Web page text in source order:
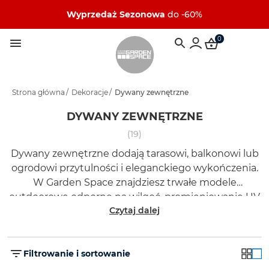
Wyprzedaż Sezonowa do -60%
0
Strona główna / Dekoracje/ Dywany zewnętrzne
DYWANY ZEWNĘTRZNE
(19)
Dywany zewnętrzne dodają tarasowi, balkonowi lub
ogrodowi przytulności i eleganckiego wykończenia.
W Garden Space znajdziesz trwałe modele
outdoorowe odporne na wilgoć, promieniowanie UV
i codzienne użytkowanie.
Czytaj dalej
Filtrowanie i sortowanie